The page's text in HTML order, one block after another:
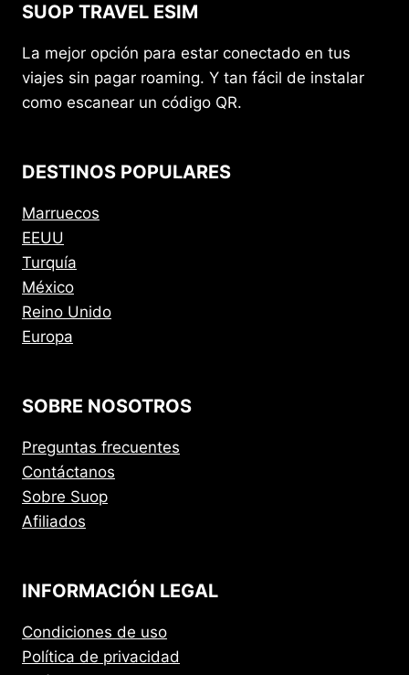
SUOP TRAVEL ESIM
La mejor opción para estar conectado en tus
viajes sin pagar roaming. Y tan fácil de instalar
como escanear un código QR.
DESTINOS POPULARES
Marruecos
EEUU
Turquía
México
Reino Unido
Europa
SOBRE NOSOTROS
Preguntas frecuentes
Contáctanos
Sobre Suop
Afiliados
INFORMACIÓN LEGAL
Condiciones de uso
Política de privacidad